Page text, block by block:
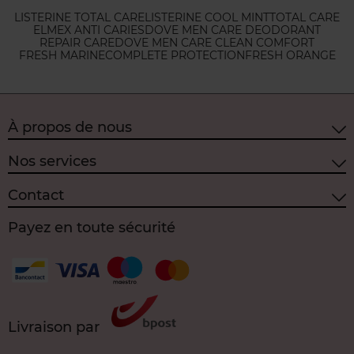
LISTERINE TOTAL CARELISTERINE COOL MINTTOTAL CARE
ELMEX ANTI CARIESDOVE MEN CARE DEODORANT
REPAIR CAREDOVE MEN CARE CLEAN COMFORT
FRESH MARINECOMPLETE PROTECTIONFRESH ORANGE
À propos de nous
Nos services
Contact
Payez en toute sécurité
Livraison par